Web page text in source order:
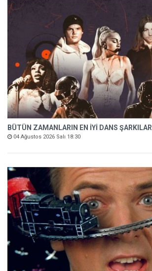
BÜTÜN ZAMANLARIN EN İYİ DANS ŞARKILARI
04 Ağustos 2026 Salı 18:30